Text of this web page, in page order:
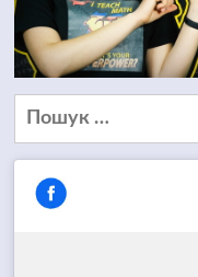
Пошук: